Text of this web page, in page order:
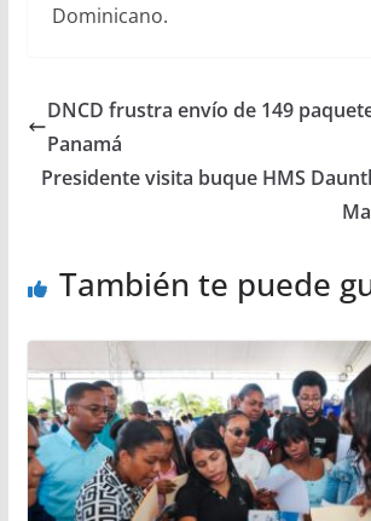
Dominicano.
DNCD frustra envío de 149
Panamá
Presidente visita buque HMS
También te puede